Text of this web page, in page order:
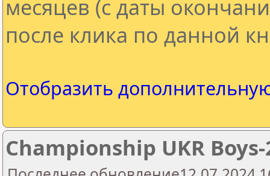
месяцев (с даты
после клика по данной
Отобразить
Championship UKR